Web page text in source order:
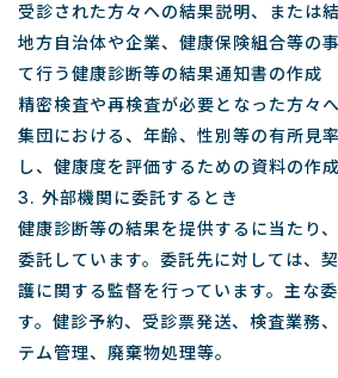
受診された方々への結果説明、または
地方自治体や企業、健康保険組合等の
て行う健康診断等の結果通知書の作成
精密検査や再検査が必要となった方々
集団における、年齢、性別等の有所見
し、健康度を評価するための資料の作成
3. 外部機関に委託するとき
健康診断等の結果を提供するに当たり
委託しています。委託先に対しては、
護に関する監督を行っています。主な
す。健診予約、受診票発送、検査業務
テム管理、廃棄物処理等。